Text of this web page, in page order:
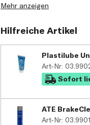
Mehr anzeigen
Hilfreiche Artikel
Plastilube
Art-Nr:
Sofort
ATE
Art-Nr: